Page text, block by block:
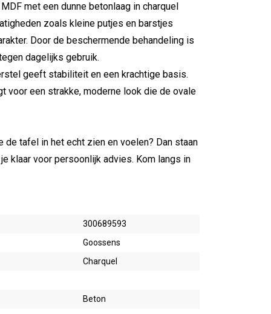
met een dunne betonlaag in charquel
zoals kleine putjes en barstjes
Door de beschermende behandeling is
dagelijks gebruik.
geeft stabiliteit en een krachtige basis.
voor een strakke, moderne look die de ovale
tafel in het echt zien en voelen? Dan staan
klaar voor persoonlijk advies. Kom langs in
300689593
Goossens
Charquel
Beton